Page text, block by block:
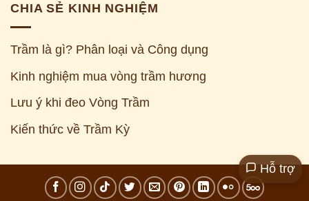
CHIA SẺ KINH NGHIỆM
Trầm là gì? Phân loại và Công dụng
Kinh nghiệm mua vòng trầm hương
Lưu ý khi đeo Vòng Trầm
Kiến thức về Trầm Kỳ
Hỗ trợ